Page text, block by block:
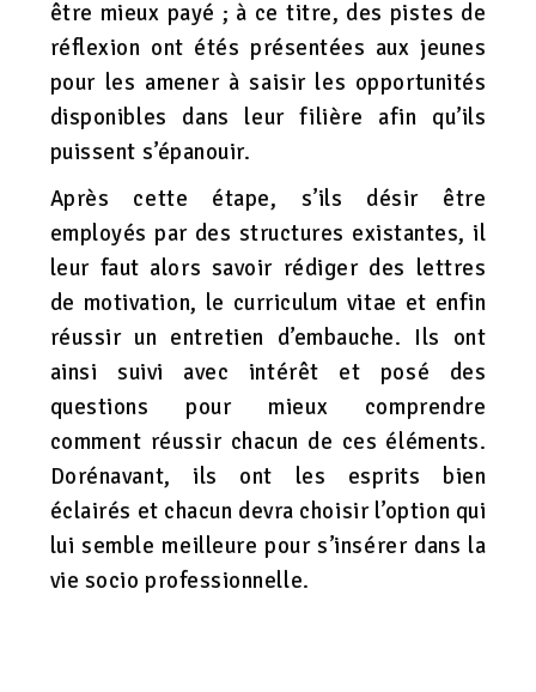
être mieux payé ; à ce titre, des pistes de
réflexion ont étés présentées aux jeunes
pour les amener à saisir les opportunités
disponibles dans leur filière afin qu’ils
puissent s’épanouir.
Après cette étape, s’ils désir être
employés par des structures existantes, il
leur faut alors savoir rédiger des lettres
de motivation, le curriculum vitae et enfin
réussir un entretien d’embauche. Ils ont
ainsi suivi avec intérêt et posé des
questions pour mieux comprendre
comment réussir chacun de ces éléments.
Dorénavant, ils ont les esprits bien
éclairés et chacun devra choisir l’option qui
lui semble meilleure pour s’insérer dans la
vie socio professionnelle.